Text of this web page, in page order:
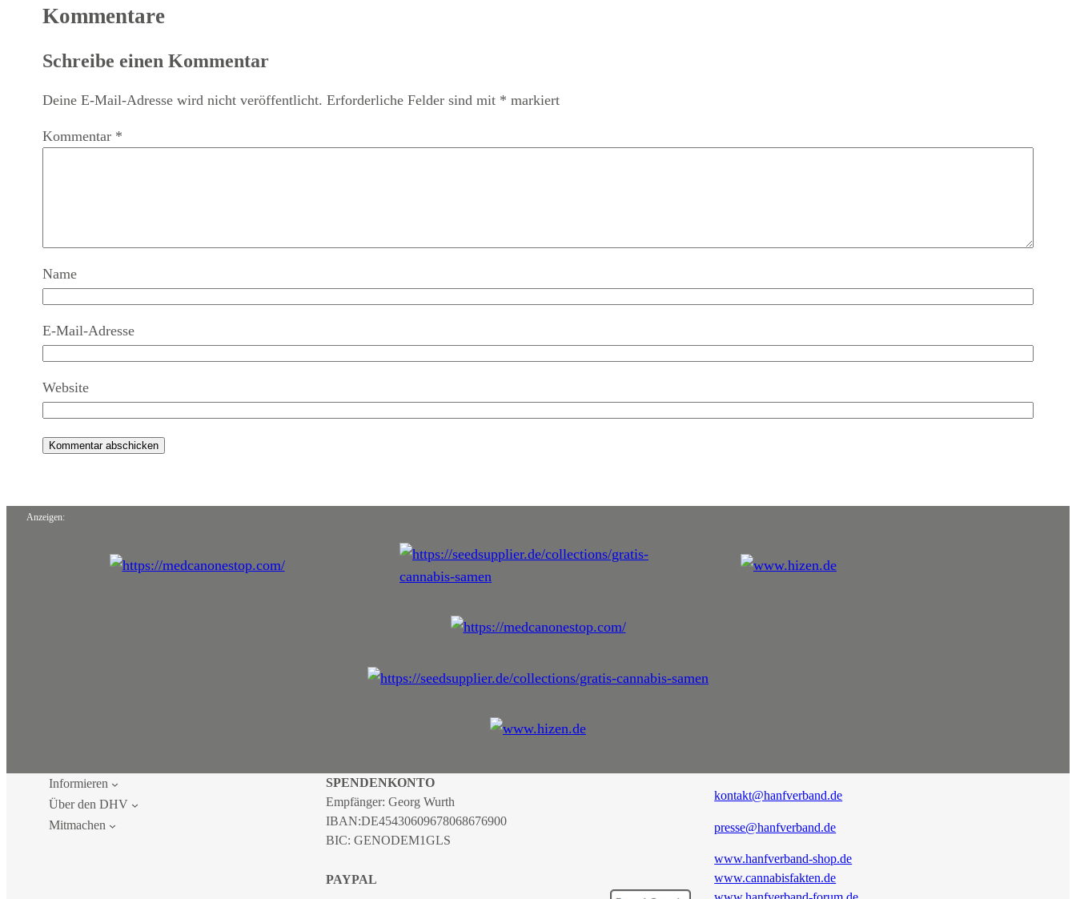
Kommentare
Schreibe einen Kommentar
Deine E-Mail-Adresse wird nicht veröffentlicht. Erforderliche Felder sind mit * markiert
Kommentar *
Name
E-Mail-Adresse
Website
Anzeigen:
Informieren
Über den DHV
Mitmachen
SPENDENKONTO
Empfänger: Georg Wurth
IBAN:DE45430609678068676900
BIC: GENODEM1GLS
PAYPAL
kontakt@hanfverband.de
presse@hanfverband.de
www.hanfverband-shop.de
www.cannabisfakten.de